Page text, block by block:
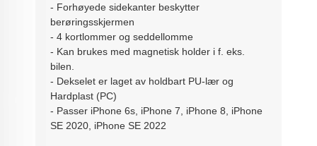
- Forhøyede sidekanter beskytter
berøringsskjermen
- 4 kortlommer og seddellomme
- Kan brukes med magnetisk holder i f. eks.
bilen.
- Dekselet er laget av holdbart PU-lær og
Hardplast (PC)
- Passer iPhone 6s, iPhone 7, iPhone 8, iPhone
SE 2020, iPhone SE 2022